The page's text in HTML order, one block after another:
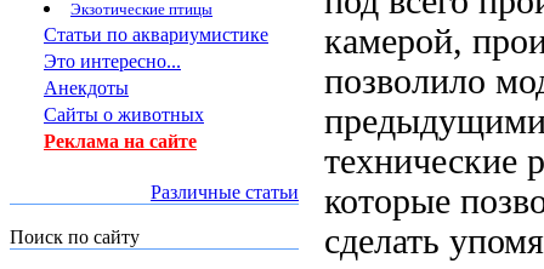
Экзотические птицы
Статьи по аквариумистике
Это интересно...
Анекдоты
Сайты о животных
Реклама на сайте
Различные статьи
Поиск по сайту
камерой,
позволило
технические
которые
сделать